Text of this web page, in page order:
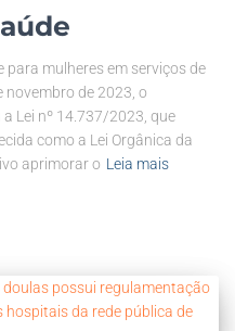
mulheres em serviços de
novembro de 2023, o
Lei nº 14.737/2023, que
como a Lei Orgânica da
aprimorar o Leia mais